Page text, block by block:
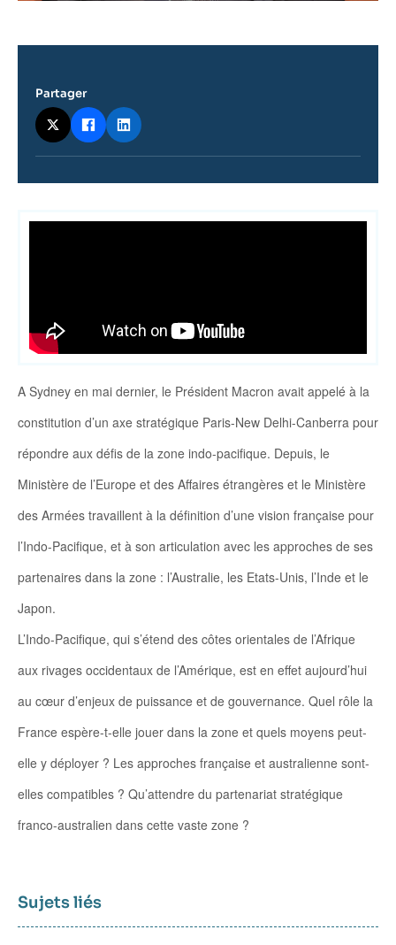
Contenu
A Sydney en mai dernier, le Président Macron avait appelé à la
constitution d’un axe stratégique Paris-New Delhi-Canberra pour
répondre aux défis de la zone indo-pacifique. Depuis, le
Ministère de l’Europe et des Affaires étrangères et le Ministère
des Armées travaillent à la définition d’une vision française pour
l’Indo-Pacifique, et à son articulation avec les approches de ses
partenaires dans la zone : l’Australie, les Etats-Unis, l’Inde et le
Japon.
L’Indo-Pacifique, qui s’étend des côtes orientales de l’Afrique
aux rivages occidentaux de l’Amérique, est en effet aujourd’hui
au cœur d’enjeux de puissance et de gouvernance. Quel rôle la
France espère-t-elle jouer dans la zone et quels moyens peut-
elle y déployer ? Les approches française et australienne sont-
elles compatibles ? Qu’attendre du partenariat stratégique
franco-australien dans cette vaste zone ?
Partager
Sujets liés